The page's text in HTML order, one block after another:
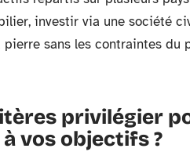
investir via une société
pierre sans les contraintes
privilégier
vos objectifs ?